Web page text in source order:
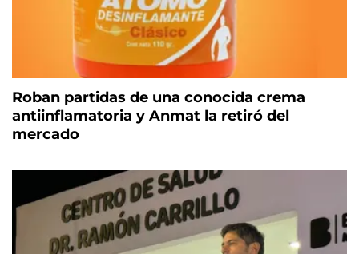
Roban partidas de una conocida crema
antiinflamatoria y Anmat la retiró del
mercado